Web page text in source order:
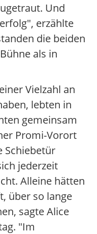
Und
erzählte
die beiden
als in
Vielzahl an
lebten in
gemeinsam
Promi-Vorort
Schiebetür
jederzeit
Alleine hätten
über so lange
sagte Alice
"Im